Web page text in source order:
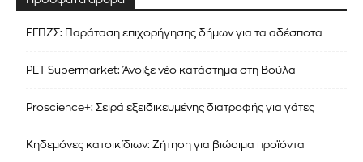
ΕΓΠΖΣ: Παράταση επιχορήγησης δήμων για τα αδέσποτα
PET Supermarket: Άνοιξε νέο κατάστημα στη Βούλα
Proscience+: Σειρά εξειδικευμένης διατροφής για γάτες
Κηδεμόνες κατοικίδιων: Ζήτηση για βιώσιμα προϊόντα